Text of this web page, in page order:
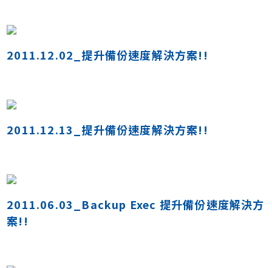
2011.12.02_提升備份速度解決方案!!
2011.12.13_提升備份速度解決方案!!
2011.06.03_Backup Exec 提升備份速度解決方
案!!